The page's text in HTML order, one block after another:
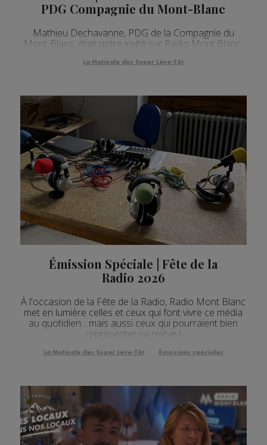
PDG Compagnie du Mont-Blanc
Mathieu Dechavanne, PDG de la Compagnie du
Mont-Blanc, était notre invité sur Radio Mont Blanc.
La Matinale des Super Lève-Tôt
Émission Spéciale | Fête de la
Radio 2026
À l'occasion de la Fête de la Radio, Radio Mont Blanc
met en lumière celles et ceux qui font vivre ce média
au quotidien... mais aussi ceux qui pourraient bien
représenter sa relève !
La Matinale des Super Lève-Tôt Émissions spéciales